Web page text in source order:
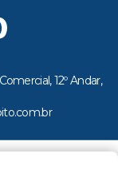
12º Andar,